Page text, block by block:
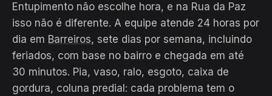
Entupimento não escolhe hora, e na Rua da Paz
isso não é diferente. A equipe atende 24 horas por
dia em Barreiros, sete dias por semana, incluindo
feriados, com base no bairro e chegada em até
30 minutos. Pia, vaso, ralo, esgoto, caixa de
gordura, coluna predial: cada problema tem o